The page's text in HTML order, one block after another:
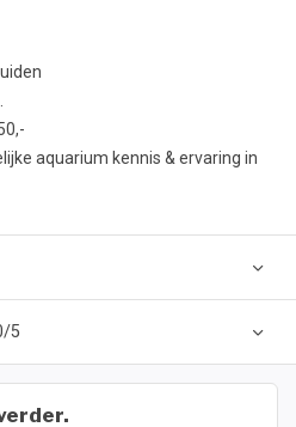
aquarium kennis & ervaring in
5